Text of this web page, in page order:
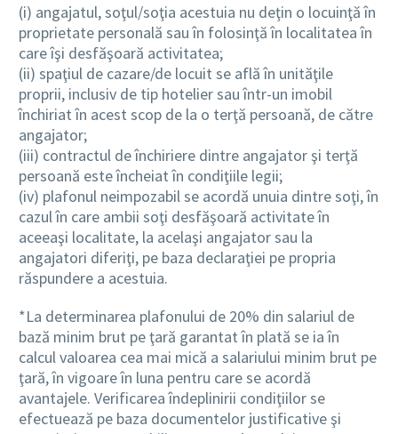
(i) angajatul, soţul/soţia acestuia nu deţin o locuinţă în
proprietate personală sau în folosinţă în localitatea în
care îşi desfăşoară activitatea;
(ii) spaţiul de cazare/de locuit se află în unităţile
proprii, inclusiv de tip hotelier sau într-un imobil
închiriat în acest scop de la o terţă persoană, de către
angajator;
(iii) contractul de închiriere dintre angajator şi terţă
persoană este încheiat în condiţiile legii;
(iv) plafonul neimpozabil se acordă unuia dintre soţi, în
cazul în care ambii soţi desfăşoară activitate în
aceeaşi localitate, la acelaşi angajator sau la
angajatori diferiţi, pe baza declaraţiei pe propria
răspundere a acestuia.
*La determinarea plafonului de 20% din salariul de
bază minim brut pe ţară garantat în plată se ia în
calcul valoarea cea mai mică a salariului minim brut pe
ţară, în vigoare în luna pentru care se acordă
avantajele. Verificarea îndeplinirii condiţiilor se
efectuează pe baza documentelor justificative şi